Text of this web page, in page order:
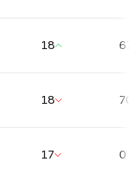
18
18
17 0